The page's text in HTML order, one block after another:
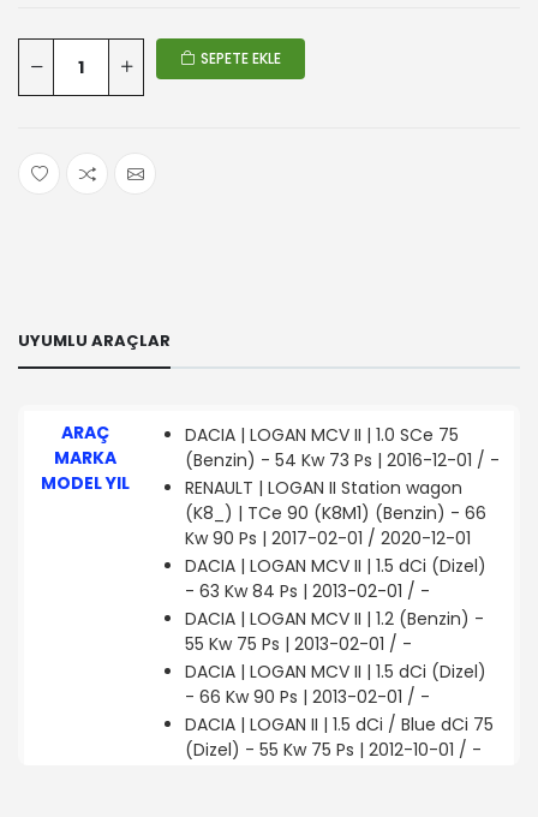
SEPETE EKLE
UYUMLU ARAÇLAR
ARAÇ
MARKA
MODEL YIL
DACIA | LOGAN MCV II | 1.0 SCe 75
(Benzin) - 54 Kw 73 Ps | 2016-12-01 / -
RENAULT | LOGAN II Station wagon
(K8_) | TCe 90 (K8M1) (Benzin) - 66
Kw 90 Ps | 2017-02-01 / 2020-12-01
DACIA | LOGAN MCV II | 1.5 dCi (Dizel)
- 63 Kw 84 Ps | 2013-02-01 / -
DACIA | LOGAN MCV II | 1.2 (Benzin) -
55 Kw 75 Ps | 2013-02-01 / -
DACIA | LOGAN MCV II | 1.5 dCi (Dizel)
- 66 Kw 90 Ps | 2013-02-01 / -
DACIA | LOGAN II | 1.5 dCi / Blue dCi 75
(Dizel) - 55 Kw 75 Ps | 2012-10-01 / -